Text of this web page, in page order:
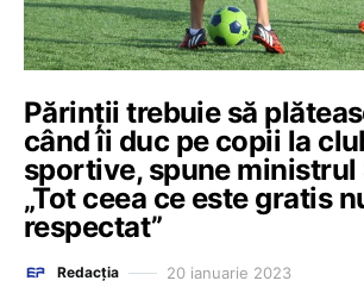
Părinții trebuie să
când îi duc pe copii la
sportive, spune
„Tot ceea ce este gratis
respectat”
Redacția 20 ianuarie 2023